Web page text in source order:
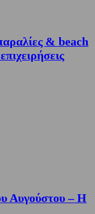
& beach
Αυγούστου – Η